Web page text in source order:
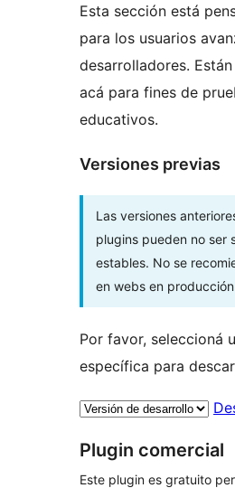
Esta sección está
para los usuarios
desarrolladores.
acá para fines de
educativos.
Versiones previas
Las versiones
plugins pueden no ser
estables. No se
en webs en
Por favor, seleccioná
específica para
Plugin comercial
Este plugin es gratuito